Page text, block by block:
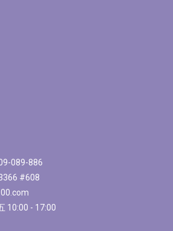
089-886
#608
至週五 10:00 - 17:00